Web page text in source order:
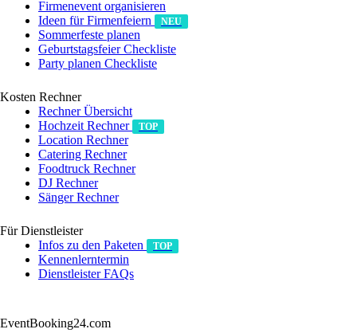
Firmenevent organisieren
Ideen für Firmenfeiern
NEU
Sommerfeste planen
Geburtstagsfeier Checkliste
Party planen Checkliste
Kosten Rechner
Rechner Übersicht
Hochzeit Rechner
TOP
Location Rechner
Catering Rechner
Foodtruck Rechner
DJ Rechner
Sänger Rechner
Für Dienstleister
Infos zu den Paketen
TOP
Kennenlerntermin
Dienstleister FAQs
EventBooking24.com